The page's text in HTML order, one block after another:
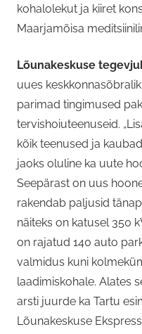
kohalolekut ja kiiret
Maarjamõisa
Lõunakeskuse
uues
parimad tingimused
tervishoiuteenuseid.
kõik teenused ja
jaoks oluline ka uute
Seepärast on uus
rakendab paljusid
näiteks on katusel 350
on rajatud 140 auto
valmidus kuni
laadimiskohale. Alates
arsti juurde ka Tartu
Lõunakeskuse